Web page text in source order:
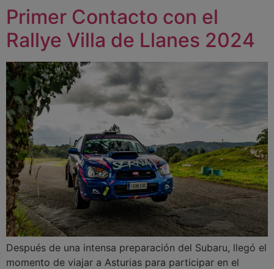
Primer Contacto con el
Rallye Villa de Llanes 2024
Después de una intensa preparación del Subaru, llegó el
momento de viajar a Asturias para participar en el